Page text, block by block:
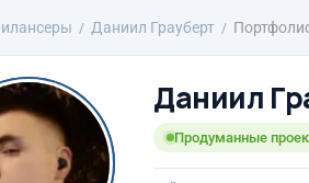
Даниил Грауберт
Даниил
Продуманные